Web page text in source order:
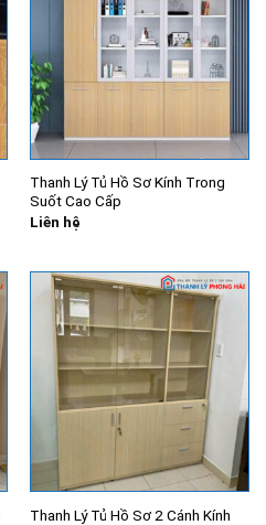
Thanh Lý Tủ Hồ Sơ Kính Trong
Suốt Cao Cấp
Liên hệ
Thanh Lý Tủ Hồ Sơ 2 Cánh Kính